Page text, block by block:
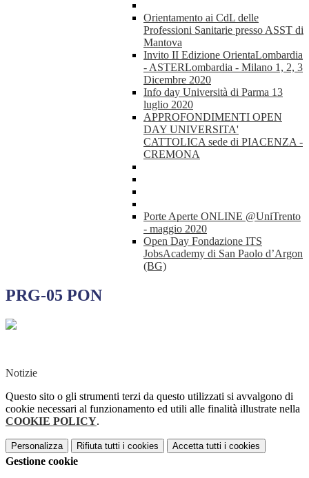
Orientamento ai CdL delle
Professioni Sanitarie presso ASST di
Mantova
Invito II Edizione OrientaLombardia
- ASTERLombardia - Milano 1, 2, 3
Dicembre 2020
Info day Università di Parma 13
luglio 2020
APPROFONDIMENTI OPEN
DAY UNIVERSITA'
CATTOLICA sede di PIACENZA -
CREMONA
Porte Aperte ONLINE @UniTrento
- maggio 2020
Open Day Fondazione ITS
JobsAcademy di San Paolo d’Argon
(BG)
PRG-05 PON
Notizie
Questo sito o gli strumenti terzi da questo utilizzati si avvalgono di
cookie necessari al funzionamento ed utili alle finalità illustrate nella
COOKIE POLICY.
Personalizza Rifiuta tutti i cookies Accetta tutti i cookies
Gestione cookie